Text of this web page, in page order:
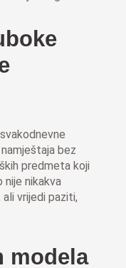
bez
predmeta koji
nikakva
vrijedi paziti,
modela